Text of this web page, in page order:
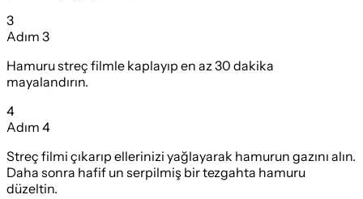
3
Adım 3
Hamuru streç filmle kaplayıp en az 30 dakika
mayalandırın.
4
Adım 4
Streç filmi çıkarıp ellerinizi yağlayarak hamurun gazını alın.
Daha sonra hafif un serpilmiş bir tezgahta hamuru
düzeltin.